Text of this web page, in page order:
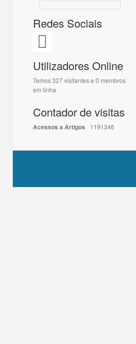
Redes Sociais
Utilizadores Online
Temos 327 visitantes e 0 membros
em linha
Contador de visitas
Acessos a Artigos 1191346